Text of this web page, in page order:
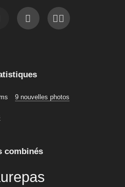
9 nouvelles photos
combinés